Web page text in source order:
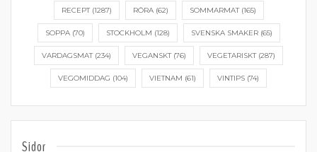
RECEPT(1287) RÖRA(62) SOMMARMAT(165)
SOPPA(70) STOCKHOLM (128) SVENSKA SMAKER(65)
VARDAGSMAT(234) VEGANSKT(76) VEGETARISKT(287)
VEGOMIDDAG (104) VIETNAM (61) VINTIPS (74)
Sidor